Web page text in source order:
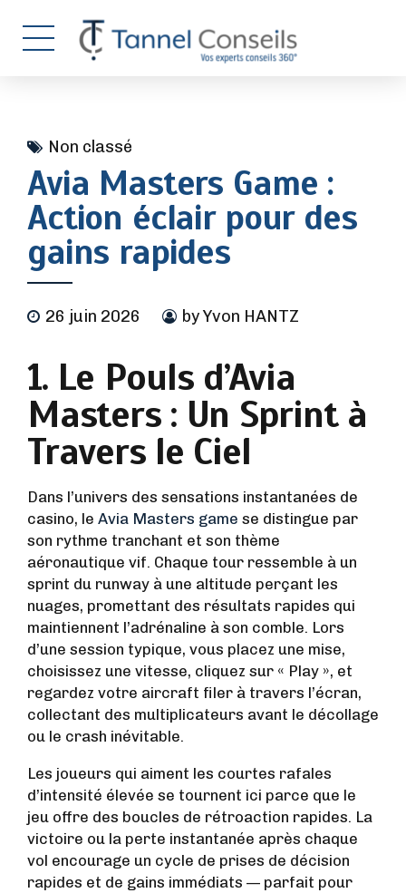
Non classé
Avia Masters Game :
Action éclair pour des
gains rapides
26 juin 2026 by Yvon HANTZ
1. Le Pouls d’Avia
Masters : Un Sprint à
Travers le Ciel
Dans l’univers des sensations instantanées de
casino, le Avia Masters game se distingue par
son rythme tranchant et son thème
aéronautique vif. Chaque tour ressemble à un
sprint du runway à une altitude perçant les
nuages, promettant des résultats rapides qui
maintiennent l’adrénaline à son comble. Lors
d’une session typique, vous placez une mise,
choisissez une vitesse, cliquez sur « Play », et
regardez votre aircraft filer à travers l’écran,
collectant des multiplicateurs avant le décollage
ou le crash inévitable.
Les joueurs qui aiment les courtes rafales
d’intensité élevée se tournent ici parce que le
jeu offre des boucles de rétroaction rapides. La
victoire ou la perte instantanée après chaque
vol encourage un cycle de prises de décision
rapides et de gains immédiats — parfait pour